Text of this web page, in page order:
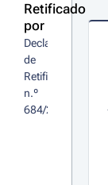
Retificado
por
Declaração
de
Retificação
n.º
684/2019